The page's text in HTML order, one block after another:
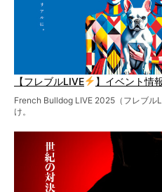
【フレブルLIVE 】イベント情
French Bulldog LIVE 2025（フレブル
け。